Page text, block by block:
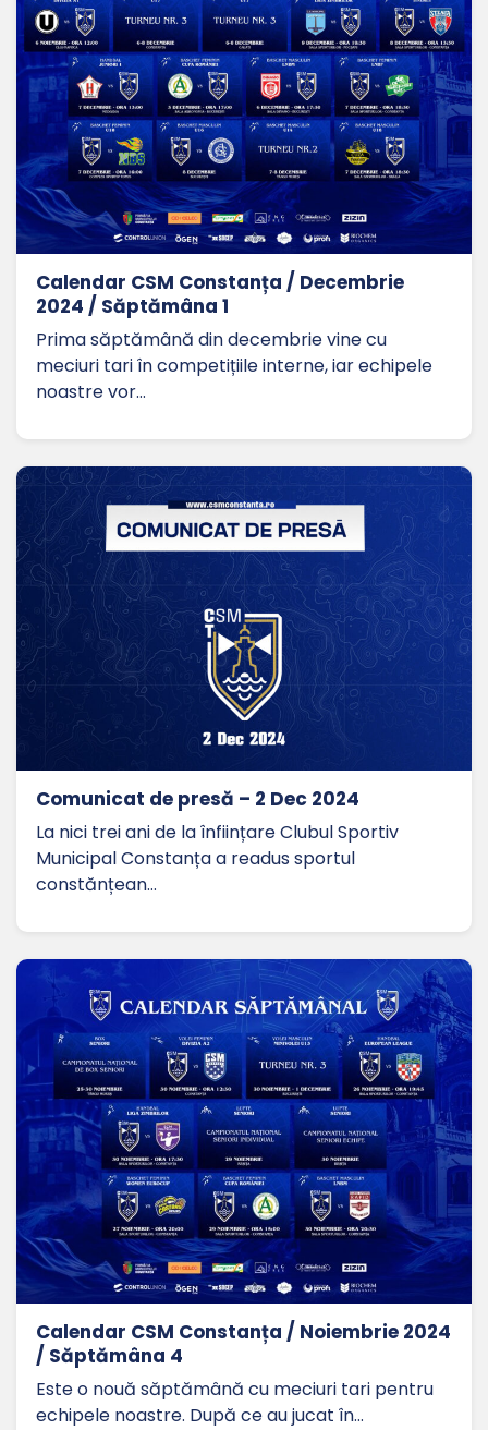
Calendar CSM Constanța / Decembrie
2024 / Săptămâna 1
Prima săptămână din decembrie vine cu
meciuri tari în competițiile interne, iar echipele
noastre vor…
Comunicat de presă – 2 Dec 2024
La nici trei ani de la înființare Clubul Sportiv
Municipal Constanța a readus sportul
constănțean…
Calendar CSM Constanța / Noiembrie 2024
/ Săptămâna 4
Este o nouă săptămână cu meciuri tari pentru
echipele noastre. După ce au jucat în…